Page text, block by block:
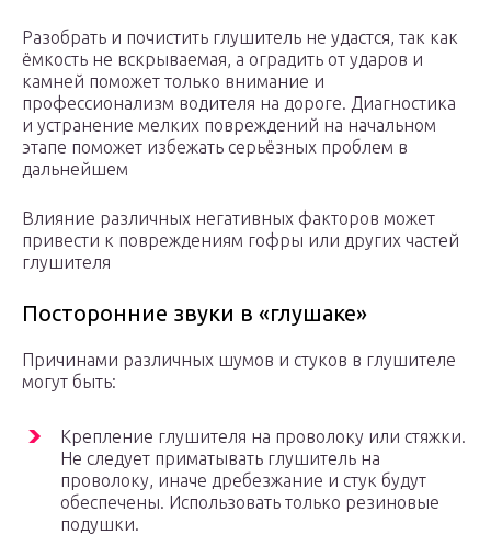
Разобрать и почистить глушитель не удастся, так как
ёмкость не вскрываемая, а оградить от ударов и
камней поможет только внимание и
профессионализм водителя на дороге. Диагностика
и устранение мелких повреждений на начальном
этапе поможет избежать серьёзных проблем в
дальнейшем
Влияние различных негативных факторов может
привести к повреждениям гофры или других частей
глушителя
Посторонние звуки в «глушаке»
Причинами различных шумов и стуков в глушителе
могут быть:
Крепление глушителя на проволоку или стяжки.
Не следует приматывать глушитель на
проволоку, иначе дребезжание и стук будут
обеспечены. Использовать только резиновые
подушки.